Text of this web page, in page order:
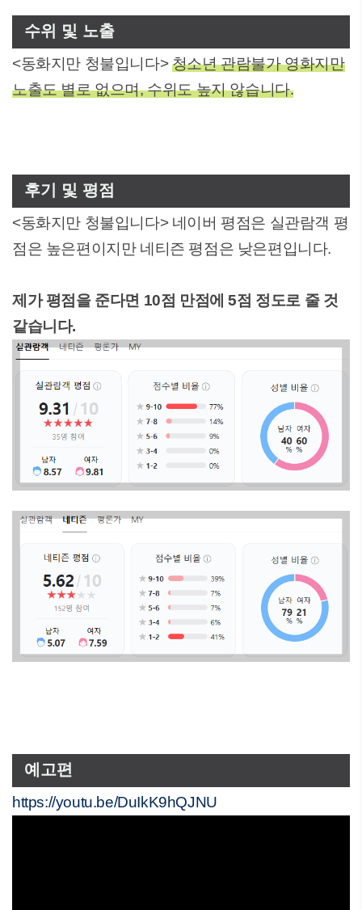
수위 및 노출
<동화지만 청불입니다>청소년 관람불가 영화지만
노출도 별로 없으며, 수위도 높지 않습니다.
후기 및 평점
<동화지만 청불입니다> 네이버 평점은 실관람객 평
점은 높은편이지만 네티즌 평점은 낮은편입니다.
제가 평점을 준다면 10점 만점에 5점 정도로 줄 것
같습니다.
예고편
https://youtu.be/DuIkK9hQJNU